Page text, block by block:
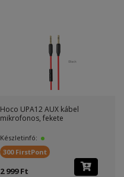
Hoco UPA12 AUX kábel
mikrofonos, fekete
Készletinfó:
300 FirstPont
2 999 Ft